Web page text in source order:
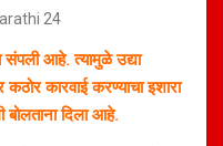
24
संपली आहे. त्यामुळे उद्या
कठोर कारवाई करण्याचा इशारा
बोलताना दिला आहे.